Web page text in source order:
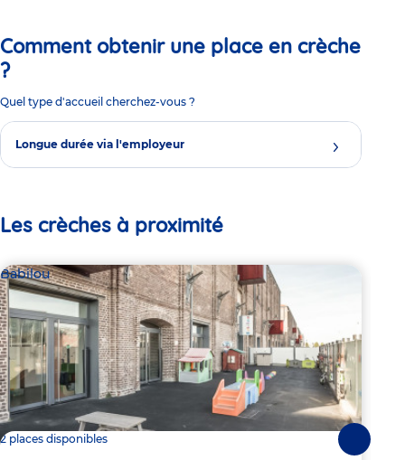
Comment obtenir une place en crèche
?
Quel type d'accueil cherchez-vous ?
Longue durée via l'employeur
Les crèches à proximité
Babilou
2 places disponibles